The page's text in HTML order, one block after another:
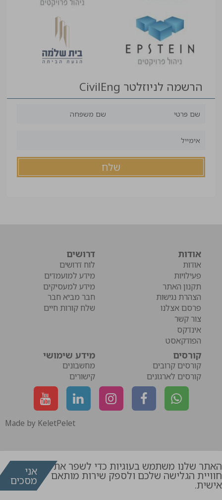
הרשמה לניוזלטר CivilEng
אודות
אודות
פעילויות
תקנון האתר
הצהרת נגישות
פרסם אצלנו
צור קשר
אינדקס
הפודקאסט
דרושים
לוח דרושים
מידע למועמדים
מידע למעסיקים
חבר מביא חבר
שלח קורות חיים
קורסים
קורסים קרובים
קורסים לארגונים
מידע שימושי
מחשבונים
קישורים
Made by KeletPelet
האתר שלנו משתמש בעוגיות כדי לשפר את
חוויית הגלישה שלכם ולספק שירות מותאם
אישית.
אני
מסכים